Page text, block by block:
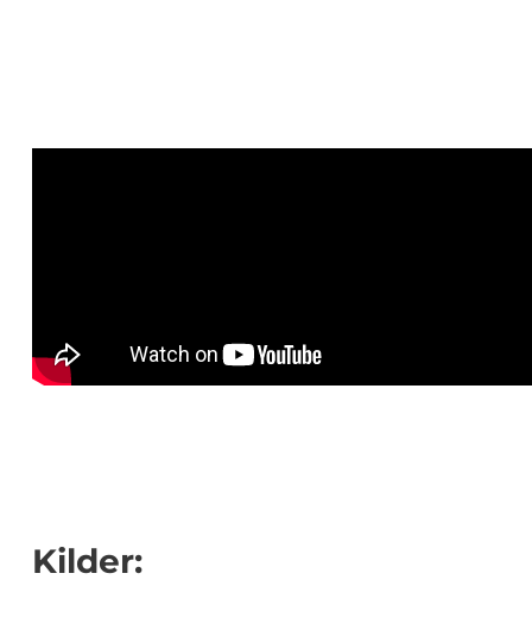
Kilder: